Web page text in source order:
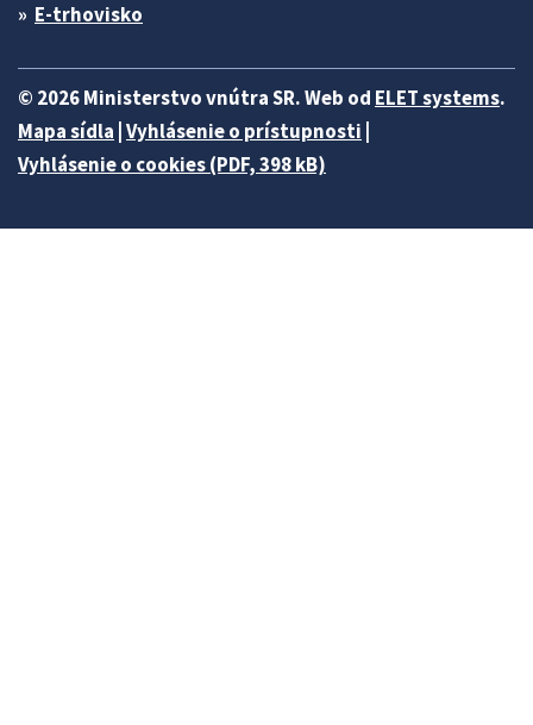
E-trhovisko
© 2026 Ministerstvo vnútra SR. Web od ELET systems.
Mapa sídla Vyhlásenie o prístupnosti
Vyhlásenie o cookies (PDF, 398 kB)